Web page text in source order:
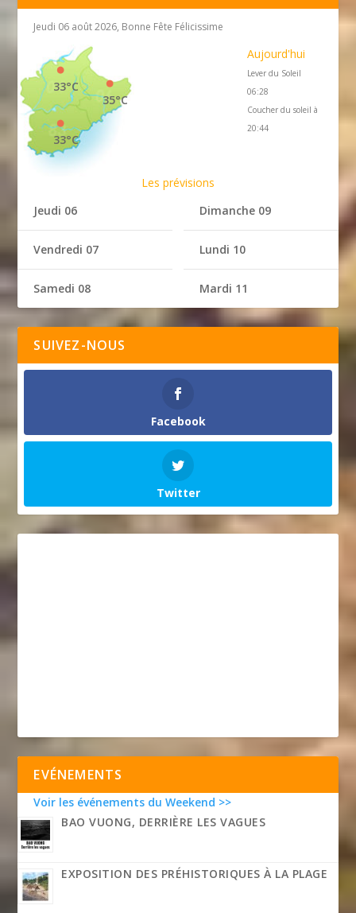
Jeudi 06 août 2026, Bonne Fête Félicissime
35°C
33°C
33°C
Aujourd'hui
Lever du Soleil
06:28
Coucher du soleil à
20:44
Les prévisions
Jeudi 06
Vendredi 07
Samedi 08
Dimanche 09
Lundi 10
Mardi 11
SUIVEZ-NOUS
Facebook
Twitter
EVÉNEMENTS
Voir les événements du Weekend >>
BAO VUONG, DERRIÈRE LES VAGUES
EXPOSITION DES PRÉHISTORIQUES À LA PLAGE